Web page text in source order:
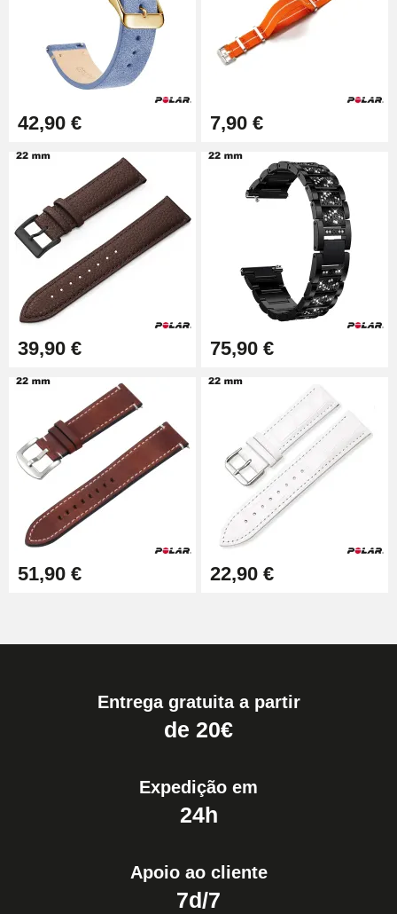
1,80 mm - 8 a 25 mm
19,90 €
Removedor fácil de pulseiras de
42,90 € 7,90 €
39,90 € 75,90 €
51,90 € 22,90 €
Entrega gratuita a partir
de 20€
Expedição em
24h
Apoio ao cliente
7d/7